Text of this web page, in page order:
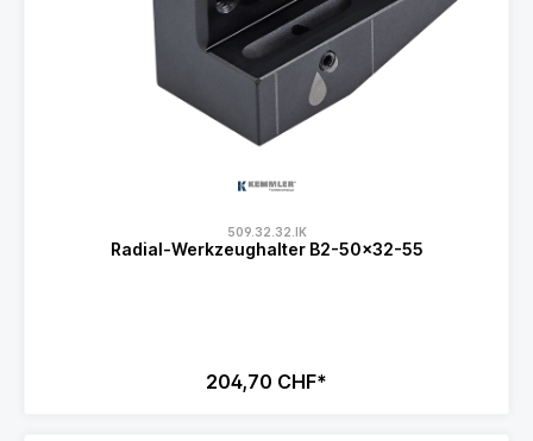
509.32.32.IK
Radial-Werkzeughalter B2-50x32-55
204,70 CHF*